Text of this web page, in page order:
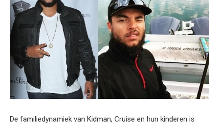
De familiedynamiek van Kidman, Cruise en hun kinderen is